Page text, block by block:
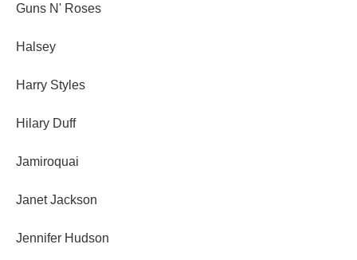
Guns N' Roses
Halsey
Harry Styles
Hilary Duff
Jamiroquai
Janet Jackson
Jennifer Hudson